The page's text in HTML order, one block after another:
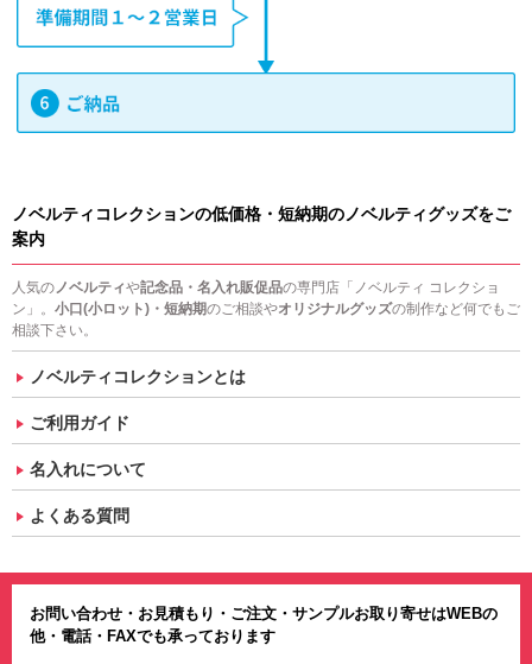
ノベルティコレクションの低価格・短納期のノベルティグッズをご
案内
人気のノベルティや記念品・名入れ販促品の専門店「ノベルティ コレクショ
ン」。 小口(小ロット)・短納期のご相談やオリジナルグッズの制作など何でもご
相談下さい。
ノベルティコレクションとは
ご利用ガイド
名入れについて
よくある質問
お問い合わせ・お見積もり・ご注文・サンプルお取り寄せはWEBの
他・電話・FAXでも承っております